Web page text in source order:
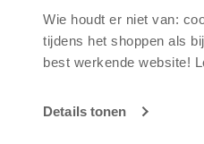
Wie houdt er niet van:
tijdens het shoppen als
best werkende website​!
Details tonen
een review plaatst.